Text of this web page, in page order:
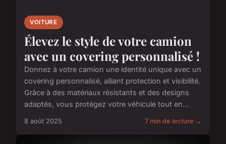
VOITURE
Élevez le style de votre camion
avec un covering personnalisé !
Donnez à votre camion une identité unique avec un
covering personnalisé, alliant protection et visibilité.
Grâce à des matériaux résistants et des designs
adaptés, vous protégez votre véhicule tout en...
8 août 2025 7 min de lecture →